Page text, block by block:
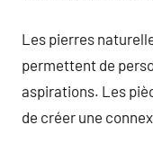
Les pierres
permettent de
aspirations. Les
de créer une